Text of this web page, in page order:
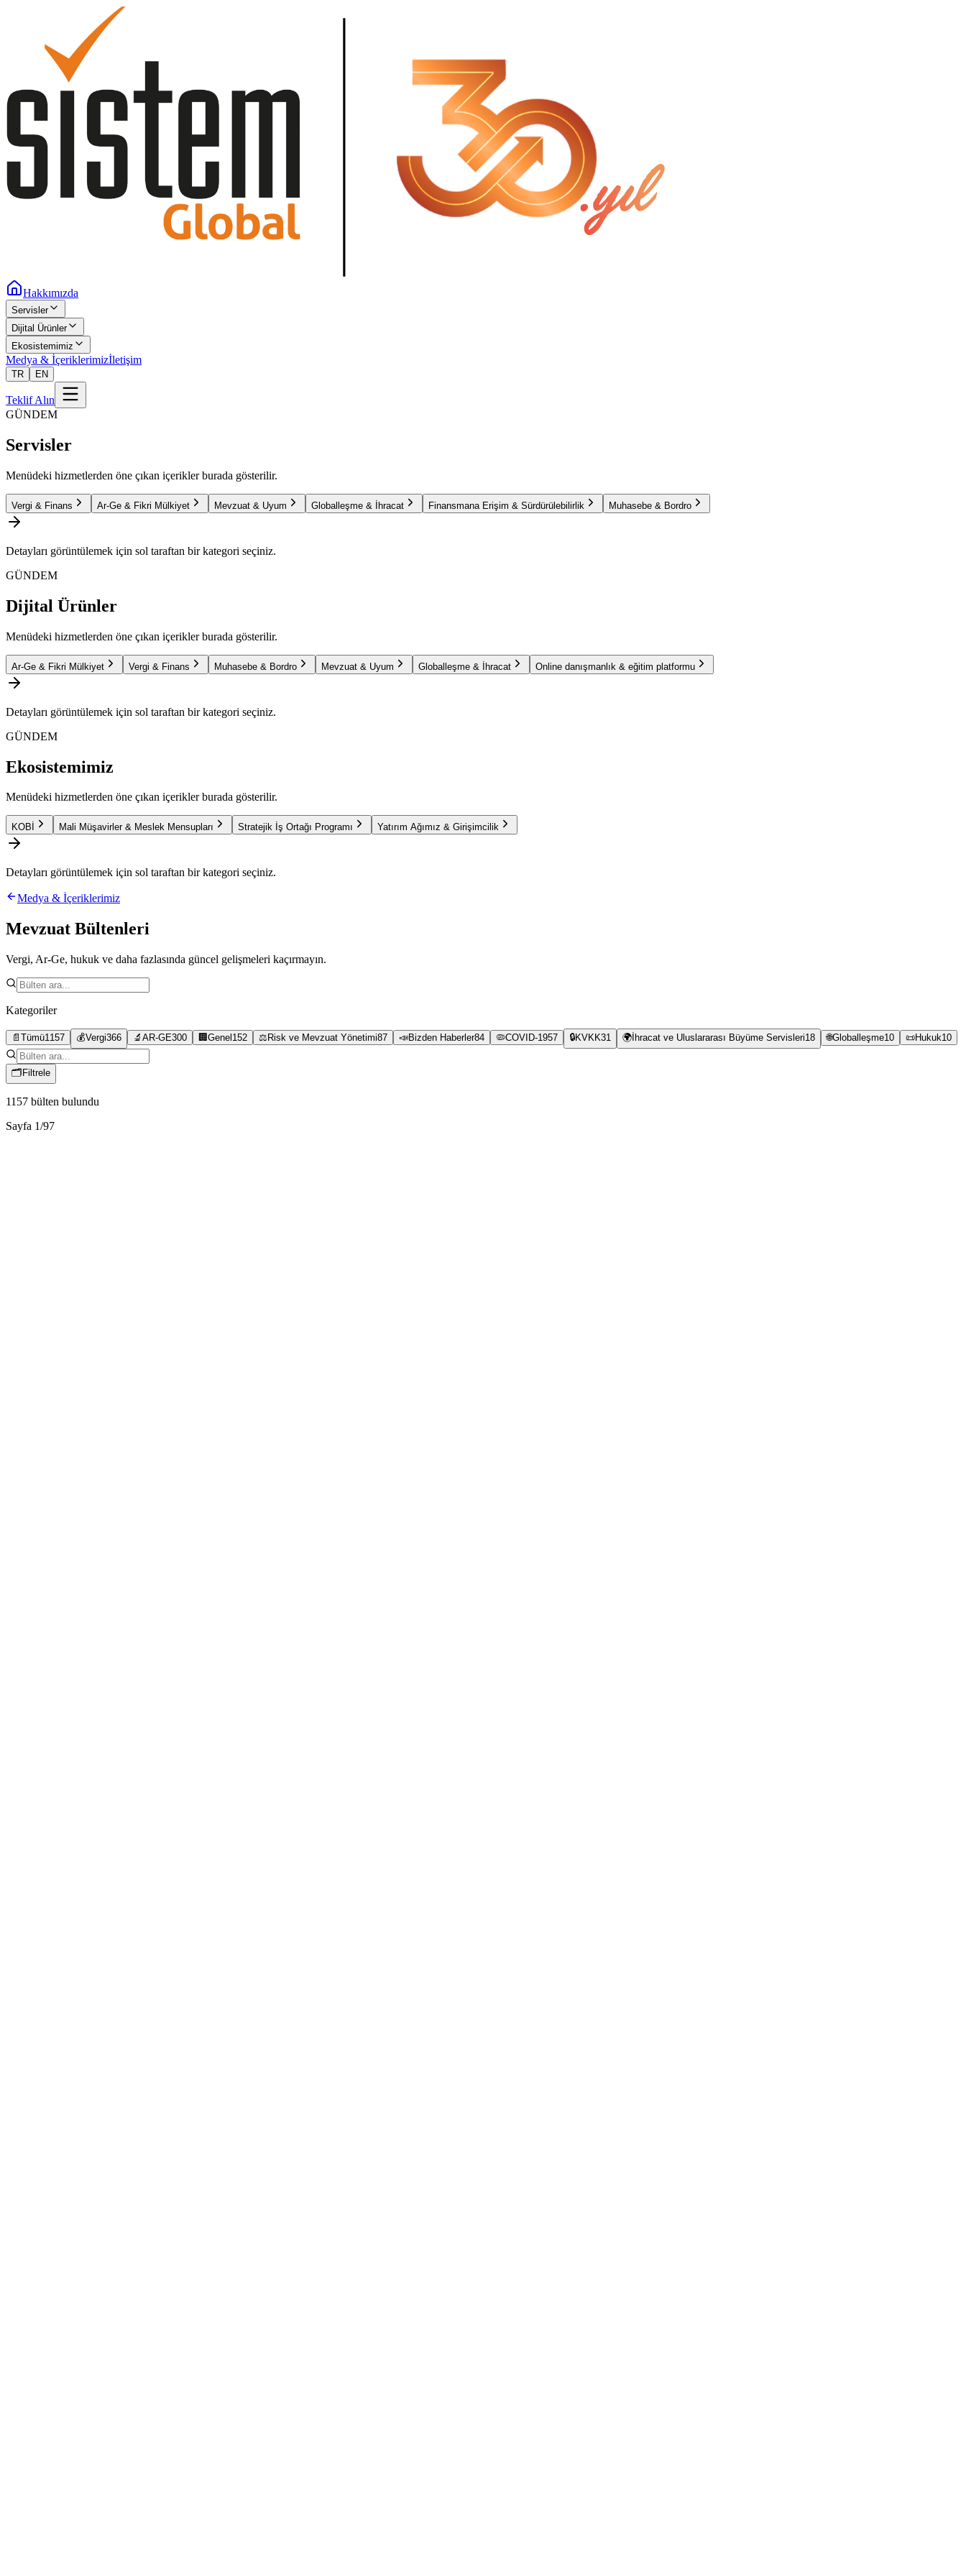
Hakkımızda
Servisler
Dijital Ürünler
Ekosistemimiz
Medya & İçeriklerimizİletişim
TR EN
Teklif Alın
GÜNDEM
Servisler
Menüdeki hizmetlerden öne çıkan içerikler burada gösterilir.
Vergi & Finans Ar-Ge & Fikri Mülkiyet Mevzuat & Uyum Globalleşme & İhracat Finansmana Erişim & Sürdürülebilirlik Muhasebe & Bordro
Detayları görüntülemek için sol taraftan bir kategori seçiniz.
GÜNDEM
Dijital Ürünler
Menüdeki hizmetlerden öne çıkan içerikler burada gösterilir.
Ar-Ge & Fikri Mülkiyet Vergi & Finans Muhasebe & Bordro Mevzuat & Uyum Globalleşme & İhracat Online danışmanlık & eğitim platformu
Detayları görüntülemek için sol taraftan bir kategori seçiniz.
GÜNDEM
Ekosistemimiz
Menüdeki hizmetlerden öne çıkan içerikler burada gösterilir.
KOBİ Mali Müşavirler & Meslek Mensupları Stratejik İş Ortağı Programı Yatırım Ağımız & Girişimcilik
Detayları görüntülemek için sol taraftan bir kategori seçiniz.
Medya & İçeriklerimiz
Mevzuat Bültenleri
Vergi, Ar-Ge, hukuk ve daha fazlasında güncel gelişmeleri kaçırmayın.
Kategoriler
📄 Tümü1157 💰Vergi366 🔬 AR-GE300 🏢 Genel 152 ⚖️ Risk ve Mevzuat Yönetimi87 📣Bizden Haberler84 🦠COVID-1957 🔒KVKK31 🌍 İhracat ve Uluslararası Büyüme Servisleri18 🌐Globalleşme10 📜Hukuk10
🗂 Filtrele
1157 bülten bulundu
Sayfa 1/97